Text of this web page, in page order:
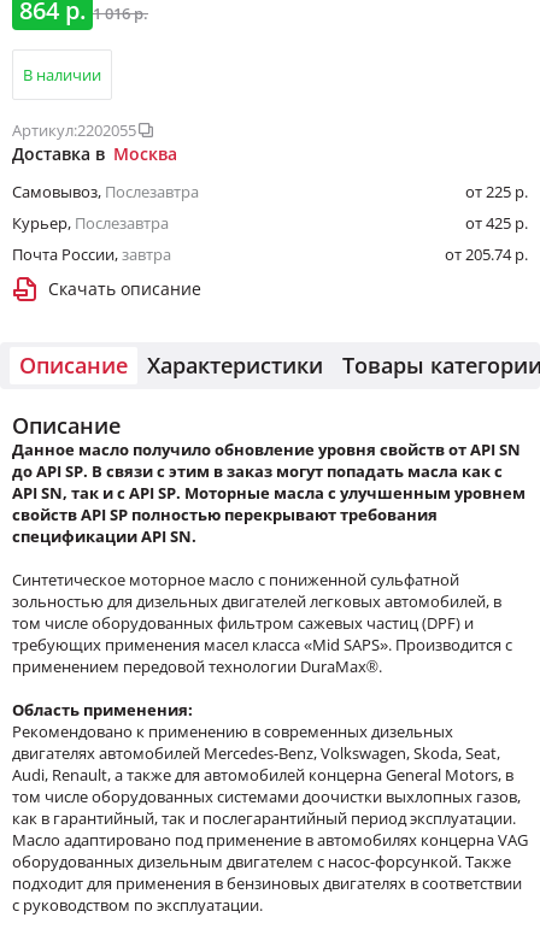
864 р. 1 016 р.
В наличии
Артикул:2202055
Доставка в Москва
Самовывоз, Послезавтра
от 225 р.
Курьер, Послезавтра
от 425 р.
Почта России,завтра от 205.74 р.
Скачать описание
Описание Характеристики Товары
Описание
Данное масло получило обновление уровня свойств от API SN
до API SP. В связи с этим в заказ могут попадать масла как с
API SN, так и с API SP. Моторные масла с улучшенным уровнем
свойств API SP полностью перекрывают требования
спецификации API SN.
Синтетическое моторное масло с пониженной сульфатной
зольностью для дизельных двигателей легковых автомобилей, в
том числе оборудованных фильтром сажевых частиц (DPF) и
требующих применения масел класса «Mid SAPS». Производится с
применением передовой технологии DuraMax®.
Область применения:
Рекомендовано к применению в современных дизельных
двигателях автомобилей Mercedes-Benz, Volkswagen, Skoda, Seat,
Audi, Renault, а также для автомобилей концерна General Motors, в
том числе оборудованных системами доочистки выхлопных газов,
как в гарантийный, так и послегарантийный период эксплуатации.
Масло адаптировано под применение в автомобилях концерна VAG
оборудованных дизельным двигателем с насос-форсункой. Также
подходит для применения в бензиновых двигателях в соответствии
с руководством по эксплуатации.